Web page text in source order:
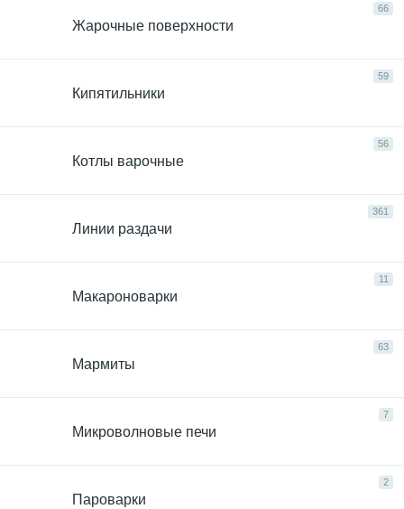
66
Жарочные поверхности
59
Кипятильники
56
Котлы варочные
361
Линии раздачи
11
Макароноварки
63
Мармиты
7
Микроволновые печи
2
Пароварки